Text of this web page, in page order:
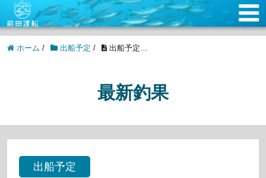
ホーム / 出船予定 / 出船予定…
最新釣果
出船予定